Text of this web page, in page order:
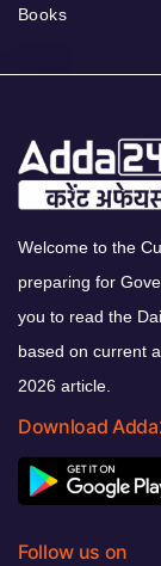
Books
Welcome to the
preparing for
you to read the
based on current
2026 article.
Download
Follow us on